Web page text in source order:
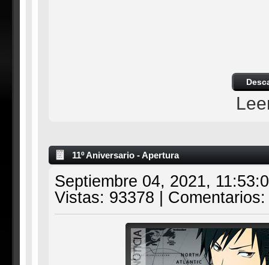
11º Aniversario - Apertura
Septiembre 04, 2021,
Vistas: 93378 | Comentarios: